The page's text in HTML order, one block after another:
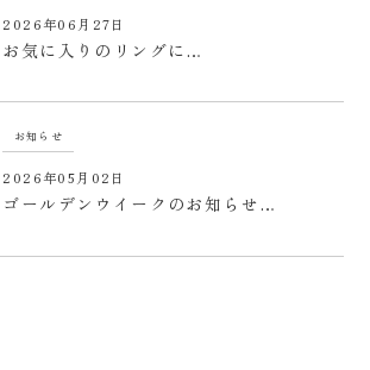
2026年06月27日
お気に入りのリングに…
お知らせ
2026年05月02日
ゴールデンウイークのお知らせ…